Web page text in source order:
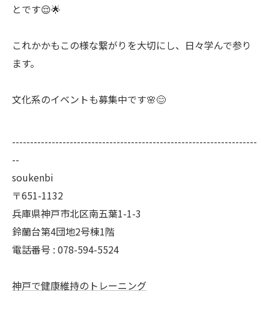
とです😌🌟
これかかもこの様な繋がりを大切にし、日々学んで参り
ます。
文化系のイベントも募集中です🌸😊
--------------------------------------------------------------------
--
soukenbi
〒651-1132
兵庫県神戸市北区南五葉1-1-3
鈴蘭台第4団地2号棟1階
電話番号 : 078-594-5524
神戸で健康維持のトレーニング